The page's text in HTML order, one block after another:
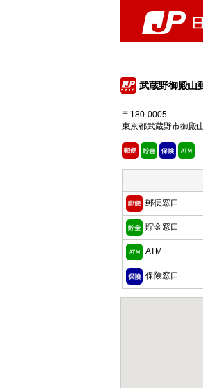
武蔵野御殿山
〒180-0005
東京都武蔵野市御殿
郵便窓口
貯金窓口
ATM
保険窓口